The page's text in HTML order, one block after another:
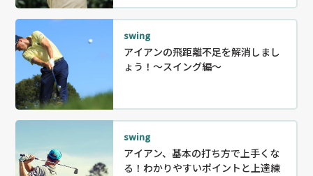
swing
アイアンの飛距離不足を解消しまし
ょう！～スイング編～
swing
アイアン、基本の打ち方で上手くな
る！わかりやすいポイントと上達練